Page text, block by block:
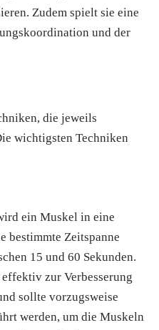
Zudem spielt sie eine
und der
die jeweils
wichtigsten Techniken
ein Muskel in eine
bestimmte Zeitspanne
15 und 60 Sekunden.
zur Verbesserung
sollte vorzugsweise
werden, um die Muskeln